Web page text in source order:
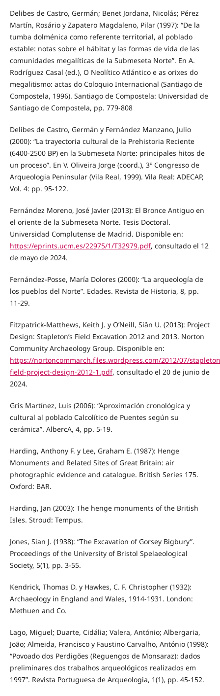
Delibes de Castro, Germán; Benet Jordana, Nicolás; Pérez
Martín, Rosário y Zapatero Magdaleno, Pilar (1997): “De la
tumba dolménica como referente territorial, al poblado
estable: notas sobre el hábitat y las formas de vida de las
comunidades megalíticas de la Submeseta Norte”. En A.
Rodríguez Casal (ed.), O Neolítico Atlántico e as orixes do
megalitismo: actas do Coloquio Internacional (Santiago de
Compostela, 1996). Santiago de Compostela: Universidad de
Santiago de Compostela, pp. 779-808
Delibes de Castro, Germán y Fernández Manzano, Julio
(2000): “La trayectoria cultural de la Prehistoria Reciente
(6400-2500 BP) en la Submeseta Norte: principales hitos de
un proceso”. En V. Oliveira Jorge (coord.), 3º Congresso de
Arqueologia Peninsular (Vila Real, 1999). Vila Real: ADECAP,
Vol. 4: pp. 95-122.
Fernández Moreno, José Javier (2013): El Bronce Antiguo en
el oriente de la Submeseta Norte. Tesis Doctoral.
Universidad Complutense de Madrid. Disponible en:
https://eprints.ucm.es/22975/1/T32979.pdf, consultado el 12
de mayo de 2024.
Fernández-Posse, María Dolores (2000): “La arqueología de
los pueblos del Norte”. Edades. Revista de Historia, 8, pp.
11-29.
Fitzpatrick-Matthews, Keith J. y O’Neill, Siân U. (2013): Project
Design: Stapleton’s Field Excavation 2012 and 2013. Norton
Community Archaeology Group. Disponible en:
https://nortoncommarch.files.wordpress.com/2012/07/
field-project-design-2012-1.pdf, consultado el 20 de junio de
2024.
Gris Martínez, Luis (2006): “Aproximación cronológica y
cultural al poblado Calcolítico de Puentes según su
cerámica”. AlbercA, 4, pp. 5-19.
Harding, Anthony F. y Lee, Graham E. (1987): Henge
Monuments and Related Sites of Great Britain: air
photographic evidence and catalogue. British Series 175.
Oxford: BAR.
Harding, Jan (2003): The henge monuments of the British
Isles. Stroud: Tempus.
Jones, Sian J. (1938): “The Excavation of Gorsey Bigbury”.
Proceedings of the University of Bristol Spelaeological
Society, 5(1), pp. 3-55.
Kendrick, Thomas D. y Hawkes, C. F. Christopher (1932):
Archaeology in England and Wales, 1914-1931. London:
Methuen and Co.
Lago, Miguel; Duarte, Cidália; Valera, António; Albergaria,
João; Almeida, Francisco y Faustino Carvalho, António (1998):
“Povoado dos Perdigões (Reguengos de Monsaraz): dados
preliminares dos trabalhos arqueológicos realizados em
1997”. Revista Portuguesa de Arqueologia, 1(1), pp. 45-152.